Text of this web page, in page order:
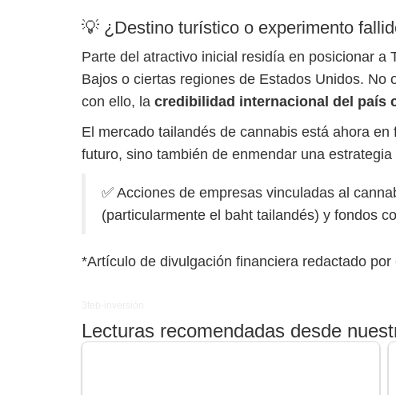
💡 ¿Destino turístico o experimento
Parte del atractivo inicial residía en posicionar
Bajos o ciertas regiones de Estados Unidos.
con ello, la credibilidad internacional del país
El mercado tailandés de cannabis está ahora
futuro, sino también de enmendar una
✅ Acciones de empresas vinculadas al
(particularmente el baht tailandés) y fondos
*Artículo de divulgación financiera redactado
Lecturas recomendadas desde